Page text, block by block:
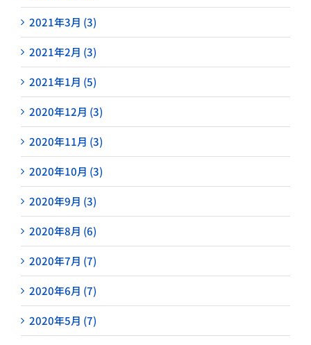
2021年3月 (3)
2021年2月 (3)
2021年1月 (5)
2020年12月 (3)
2020年11月 (3)
2020年10月 (3)
2020年9月 (3)
2020年8月 (6)
2020年7月 (7)
2020年6月 (7)
2020年5月 (7)